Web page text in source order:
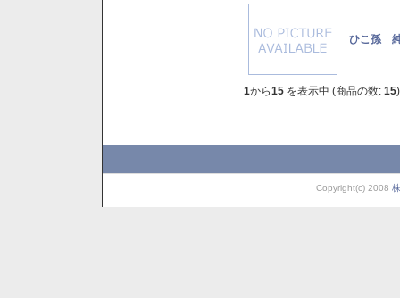
ひこ孫
1から15 を表示中 (商品の数: 15)
Copyright(c) 2008